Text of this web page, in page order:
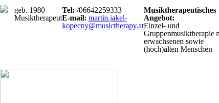
geb. 1980
Musiktherapeut
Tel: /06642259333
E-mail: martin.jakel-
kopecny@musictherapy.at
Musiktherapeutisches
Angebot:
Einzel- und
Gruppenmusiktherapie
erwachsenen sowie
(hoch)alten Menschen